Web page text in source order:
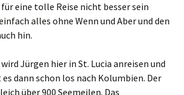
eine tolle Reise nicht besser sein
alles ohne Wenn und Aber und den
hin.
Jürgen hier in St. Lucia anreisen und
dann schon los nach Kolumbien. Der
über 900 Seemeilen. Das